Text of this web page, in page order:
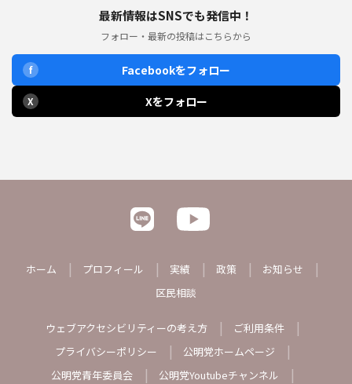
最新情報はSNSでも発信中！
フォロー・最新の投稿はこちらから
f Facebookをフォロー
X Xをフォロー
ホーム プロフィール 実績 政策
お知らせ
区民相談
ウェブアクセシビリティーの考え方
ご利用条件
プライバシーポリシー
公明党ホームページ
公明党青年委員会
公明党Youtubeチャンネル